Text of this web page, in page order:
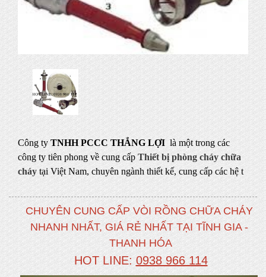
Công ty TNHH PCCC THẮNG LỢI là một trong các
công ty tiên phong về cung cấp Thiết bị phòng cháy chữa
cháy tại Việt Nam, chuyên ngành thiết kế, cung cấp các hệ t
CHUYÊN CUNG CẤP VÒI RỒNG CHỮA CHÁY
NHANH NHẤT, GIÁ RẺ NHẤT TẠI TĨNH GIA -
THANH HÓA
HOT LINE: 0938 966 114